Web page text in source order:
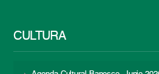
CULTURA